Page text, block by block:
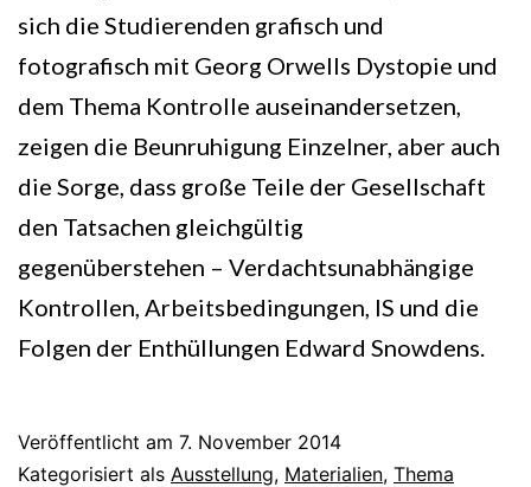
sich die Studierenden grafisch und
fotografisch mit Georg Orwells Dystopie und
dem Thema Kontrolle auseinandersetzen,
zeigen die Beunruhigung Einzelner, aber auch
die Sorge, dass große Teile der Gesellschaft
den Tatsachen gleichgültig
gegenüberstehen – Verdachtsunabhängige
Kontrollen, Arbeitsbedingungen, IS und die
Folgen der Enthüllungen Edward Snowdens.
Veröffentlicht am 7. November 2014
Kategorisiert als Ausstellung, Materialien, Thema